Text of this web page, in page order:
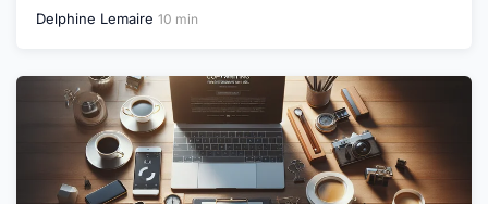
Delphine Lemaire 10 min